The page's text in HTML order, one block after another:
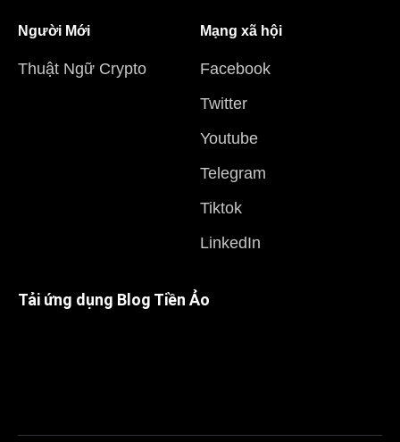
Người Mới
Thuật Ngữ Crypto
Mạng xã hội
Facebook
Twitter
Youtube
Telegram
Tiktok
LinkedIn
Tải ứng dụng Blog Tiền Ảo